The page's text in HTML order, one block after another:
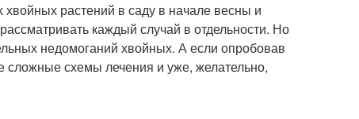
растений в саду в начале весны и
каждый случай в отдельности. Но
недомоганий хвойных. А если опробовав
сложные схемы лечения и уже, желательно,